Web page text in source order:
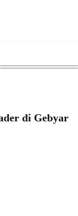
di Gebyar